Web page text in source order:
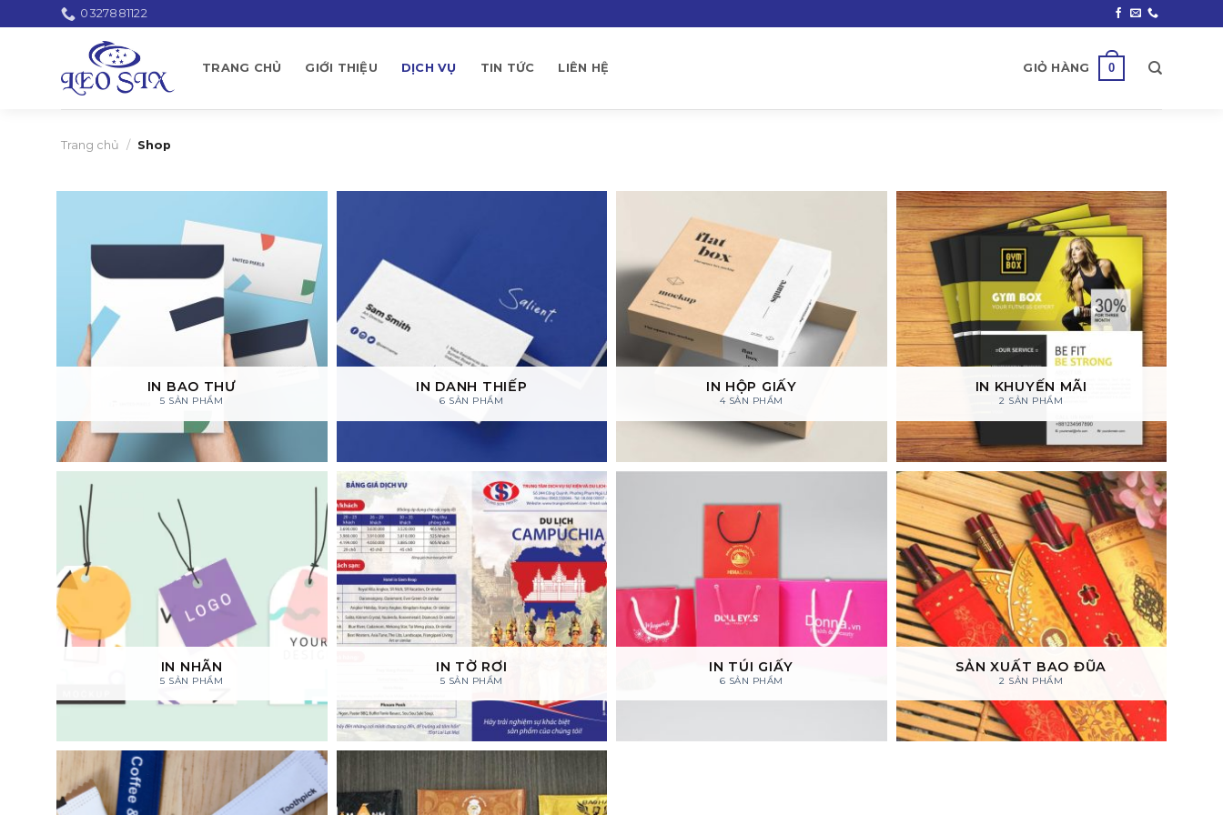
to
0327881122
TRANG CHỦ GIỚI THIỆU DỊCH VỤ TIN TỨC LIÊN HỆ GIỎ HÀNG 0
Trang chủ / Shop
IN BAO THƯ
5 SẢN PHẨM
IN DANH THIẾP
6 SẢN PHẨM
IN HỘP GIẤY
4 SẢN PHẨM
IN KHUYẾN MÃI
2 SẢN PHẨM
IN NHÃN
5 SẢN PHẨM
IN TỜ RƠI
5 SẢN PHẨM
IN TÚI GIẤY
6 SẢN PHẨM
SẢN XUẤT BAO ĐŨA
2 SẢN PHẨM